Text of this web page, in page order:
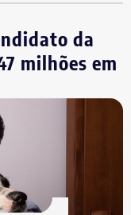
da
milhões em